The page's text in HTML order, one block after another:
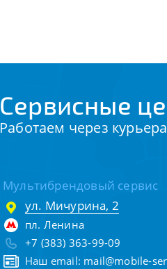
Сервисные
Работаем через
Мультибрендовый сервис
ул. Мичурина, 2
пл. Ленина
+7 (383) 363-99-09
Наш email: mail@mobile-